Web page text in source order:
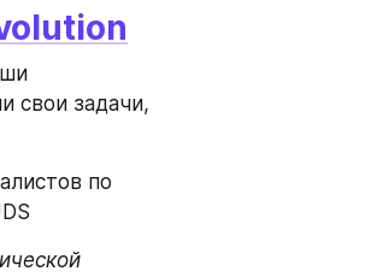
свои задачи,
по